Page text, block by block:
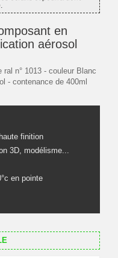
en
aérosol
n° 1013 - couleur Blanc
- contenance de 400ml
finition
3D, modélisme...
en pointe